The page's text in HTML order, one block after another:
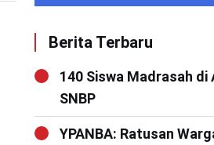
Berita Terbaru
140 Siswa Madrasah di
SNBP
YPANBA: Ratusan